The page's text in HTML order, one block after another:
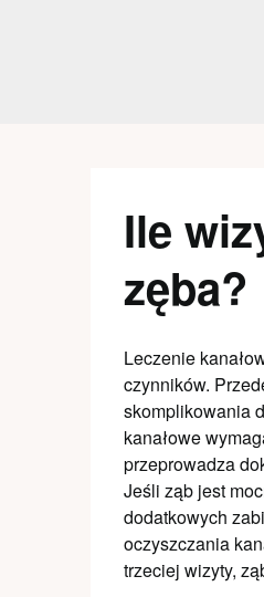
Ile
zęba?
Leczenie
czynników.
skomplikowania
kanałowe
przeprowadza
Jeśli ząb jest
dodatkowych
oczyszczania
trzeciej wizyty,